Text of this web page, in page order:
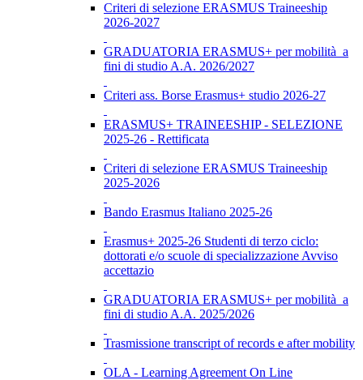
Criteri di selezione ERASMUS Traineeship
2026-2027
GRADUATORIA ERASMUS+ per mobilità a
fini di studio A.A. 2026/2027
Criteri ass. Borse Erasmus+ studio 2026-27
ERASMUS+ TRAINEESHIP - SELEZIONE
2025-26 - Rettificata
Criteri di selezione ERASMUS Traineeship
2025-2026
Bando Erasmus Italiano 2025-26
Erasmus+ 2025-26 Studenti di terzo ciclo:
dottorati e/o scuole di specializzazione Avviso
accettazio
GRADUATORIA ERASMUS+ per mobilità a
fini di studio A.A. 2025/2026
Trasmissione transcript of records e after mobility
OLA - Learning Agreement On Line